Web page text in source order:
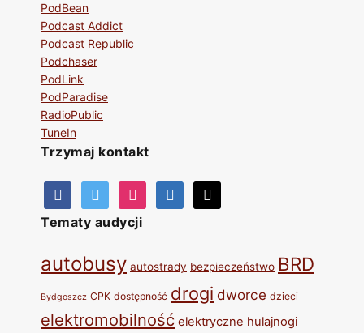
PodBean
Podcast Addict
Podcast Republic
Podchaser
PodLink
PodParadise
RadioPublic
TuneIn
Trzymaj kontakt
Tematy audycji
autobusy autostrady bezpieczeństwo BRD
Bydgoszcz CPK dostępność drogi dworce dzieci
elektromobilność elektryczne hulajnogi